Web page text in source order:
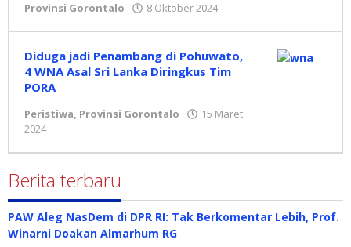
Provinsi Gorontalo 8 Oktober 2024
Diduga jadi Penambang di Pohuwato,
4 WNA Asal Sri Lanka Diringkus Tim
PORA
Peristiwa, Provinsi Gorontalo
15 Maret
2024
Berita terbaru
PAW Aleg NasDem di DPR RI: Tak Berkomentar Lebih, Prof.
Winarni Doakan Almarhum RG